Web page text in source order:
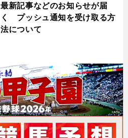
最新記事などのお知らせが届
く プッシュ通知を受け取る方
法について